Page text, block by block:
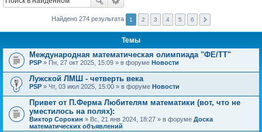
Найдено 274 результата 1 2 3 4 5 6
Темы
Международная математическая олимпиада "ФЕ/ТТ"
PSP » Пн, 27 окт 2025, 15:09 » в форуме Новости
Лужской ЛМШ - четверть века
PSP » Чт, 03 июл 2025, 15:00 » в форуме Новости
Привет от П.Ферма Любителям математики (вот, что не
уместилось на полях):
Виктор Сорокин » Вс, 21 янв 2024, 18:27 » в форуме Доска
математических объявлений